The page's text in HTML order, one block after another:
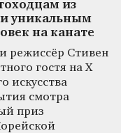
из
уникальным
на канате
режиссёр Стивен
гостя на X
искусства
смотра
приз